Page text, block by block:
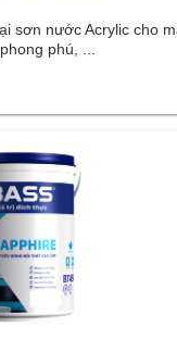
sơn nước Acrylic cho
phú, ...